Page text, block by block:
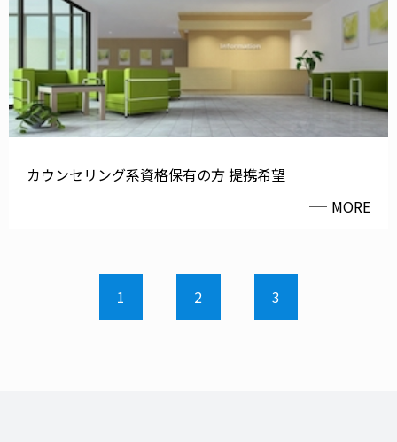
カウンセリング系資格保有の方 提携希望
MORE
1 2 3